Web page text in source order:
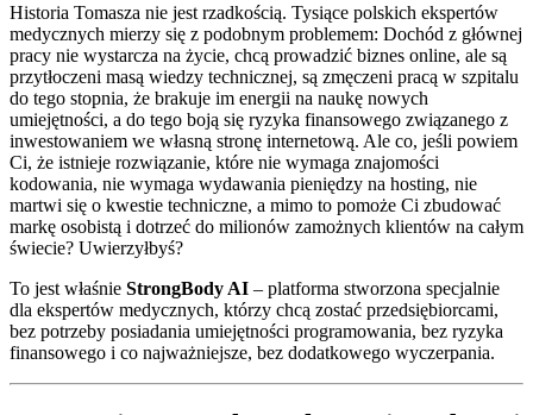
Historia Tomasza nie jest rzadkością. Tysiące polskich ekspertów
medycznych mierzy się z podobnym problemem: Dochód z głównej
pracy nie wystarcza na życie, chcą prowadzić biznes online, ale są
przytłoczeni masą wiedzy technicznej, są zmęczeni pracą w szpitalu
do tego stopnia, że brakuje im energii na naukę nowych
umiejętności, a do tego boją się ryzyka finansowego związanego z
inwestowaniem we własną stronę internetową. Ale co, jeśli powiem
Ci, że istnieje rozwiązanie, które nie wymaga znajomości
kodowania, nie wymaga wydawania pieniędzy na hosting, nie
martwi się o kwestie techniczne, a mimo to pomoże Ci zbudować
markę osobistą i dotrzeć do milionów zamożnych klientów na całym
świecie? Uwierzyłbyś?
To jest właśnie StrongBody AI – platforma stworzona specjalnie
dla ekspertów medycznych, którzy chcą zostać przedsiębiorcami,
bez potrzeby posiadania umiejętności programowania, bez ryzyka
finansowego i co najważniejsze, bez dodatkowego wyczerpania.